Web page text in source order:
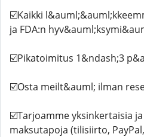
☑️Kaikki
ja FDA:n
☑️Pikatoimitus 1&ndash;3
☑️Osta meilt&auml; ilman
☑️Tarjoamme yksinkertaisia
maksutapoja (tilisiirto,